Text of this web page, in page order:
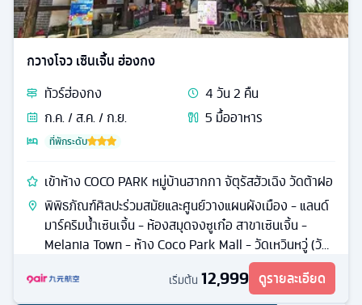
กวางโจว เซินเจิ้น ฮ่องกง
ทัวร์ฮ่องกง 4วัน2 คืน
ก.ค. / ส.ค. / ก.ย.
5 มื้ออาหาร
ที่พักระดับ
เข้าห้าง COCO PARK หมู่บ้านฮากกา จัตุรัสฮัวเฉิง วัดต้าฝอ
พิพิธภัณฑ์ศิลปะร่วมสมัยและศูนย์วางแผนผังเมือง - แลนด์
มาร์คริมน้ำเซินเจิ้น - ห้องสมุดจงซูเก๋อ สาขาเซินเจิ้น -
Melania Town - ห้าง Coco Park Mall - วัดเหวินหวู่ (วัด
เริ่มต้น 12,999 ดูรายละเอียด